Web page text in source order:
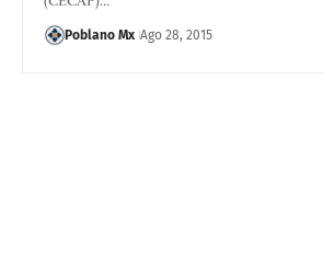
Poblano Mx Ago 28, 2015